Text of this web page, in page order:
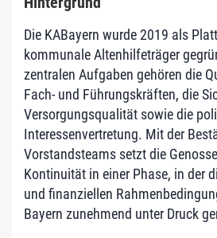
Die KABayern wurde 2019 als
kommunale Altenhilfeträger
zentralen Aufgaben gehören die
Fach- und Führungskräften, die
Versorgungsqualität sowie die
Interessenvertretung. Mit der
Vorstandsteams setzt die
Kontinuität in einer Phase, in der
und finanziellen
Bayern zunehmend unter Druck